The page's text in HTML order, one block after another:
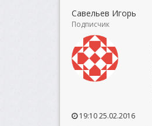
Савельев Игорь
Подписчик
19:10 25.02.2016